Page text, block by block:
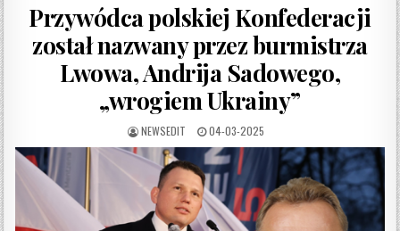
Przywódca polskiej Konfederacji
został nazwany przez burmistrza
Lwowa, Andrija Sadowego,
„wrogiem Ukrainy”
AUTHOR:
NEWSEDIT PUBLISHED DATE:
04-03-2025